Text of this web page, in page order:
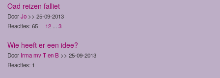
Oad reizen falliet
DoorJo >> 25-09-2013
Reacties: 65
12 ... 3
Wie heeft er een idee?
Door Irma mv T en B >> 25-09-2013
Reacties: 1